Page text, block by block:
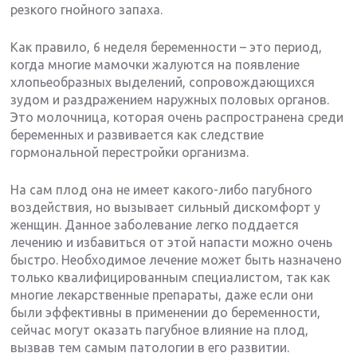
резкого гнойного запаха.
Как правило, 6 неделя беременности – это период,
когда многие мамочки жалуются на появление
хлопьеобразных выделений, сопровождающихся
зудом и раздражением наружных половых органов.
Это молочница, которая очень распространена среди
беременных и развивается как следствие
гормональной перестройки организма.
На сам плод она не имеет какого-либо пагубного
воздействия, но вызывает сильный дискомфорт у
женщин. Данное заболевание легко поддается
лечению и избавиться от этой напасти можно очень
быстро. Необходимое лечение может быть назначено
только квалифицированным специалистом, так как
многие лекарственные препараты, даже если они
были эффективны в применении до беременности,
сейчас могут оказать пагубное влияние на плод,
вызвав тем самым патологии в его развитии.